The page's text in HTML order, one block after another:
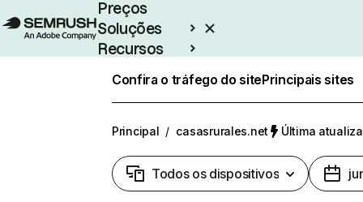
Preços
Soluções
Recursos
Confira o tráfego do sitePrincipais sites
Principal / casasrurales.net Última
Todos os dispositivos